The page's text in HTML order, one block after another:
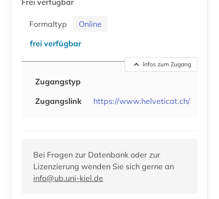
Formaltyp
Online
frei verfügbar
Infos zum Zugang
Zugangstyp
Zugangslink
https://www.helveticat.ch/
Bei Fragen zur Datenbank oder zur
Lizenzierung wenden Sie sich gerne an
info@ub.uni-kiel.de